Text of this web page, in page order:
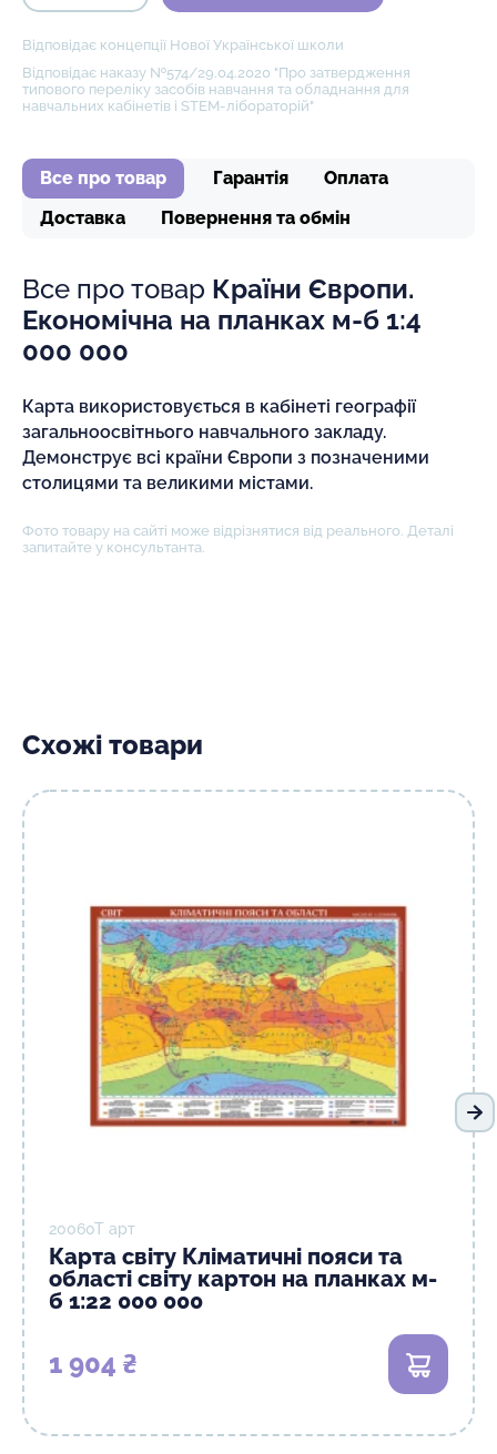
Відповідає концепції Нової Української школи
Відповідає наказу №574/29.04.2020 "Про затвердження
типового переліку засобів навчання та обладнання для
навчальних кабінетів і STEM-лібораторій"
Все про товар Гарантія
Оплата
Доставка
Повернення та обмін
Все про товар Країни Європи.
Економічна на планках м-б 1:4
000 000
Карта використовується в кабінеті географії
загальноосвітнього навчального закладу.
Демонструє всі країни Європи з позначеними
столицями та великими містами.
Фото товару на сайті може відрізнятися від реального. Деталі
запитайте у консультанта.
Схожі товари
20060T арт
Карта світу Кліматичні пояси та
області світу картон на планках м-
б 1:22 000 000
1 904 ₴ В кошик